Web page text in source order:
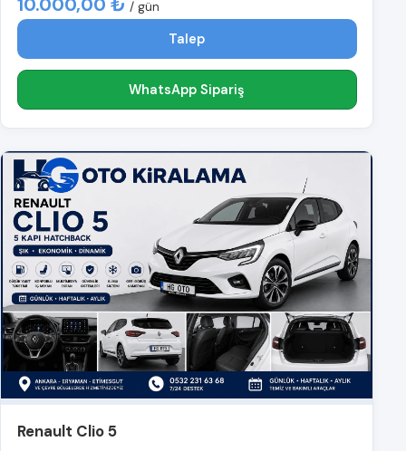
/ gün
Talep
WhatsApp Sipariş
Renault Clio 5